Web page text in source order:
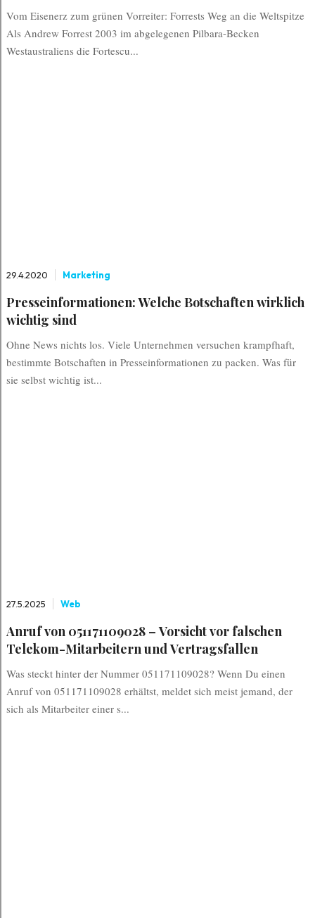
Vom Eisenerz zum grünen Vorreiter: Forrests Weg an die Weltspitze
Als Andrew Forrest 2003 im abgelegenen Pilbara-Becken
Westaustraliens die Fortescu...
29.4.2020 Marketing
Presseinformationen: Welche Botschaften wirklich
wichtig sind
Ohne News nichts los. Viele Unternehmen versuchen krampfhaft,
bestimmte Botschaften in Presseinformationen zu packen. Was für
sie selbst wichtig ist...
27.5.2025 Web
Anruf von 051171109028 – Vorsicht vor falschen
Telekom-Mitarbeitern und Vertragsfallen
Was steckt hinter der Nummer 051171109028? Wenn Du einen
Anruf von 051171109028 erhältst, meldet sich meist jemand, der
sich als Mitarbeiter einer s...